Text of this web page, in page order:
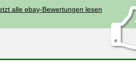
alle ebay-Bewertungen lesen